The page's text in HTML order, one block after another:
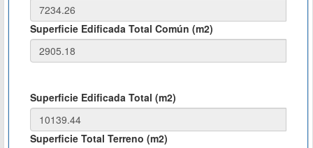
Superficie Edificada Total Común (m2)
Superficie Edificada Total (m2)
Superficie Total Terreno (m2)